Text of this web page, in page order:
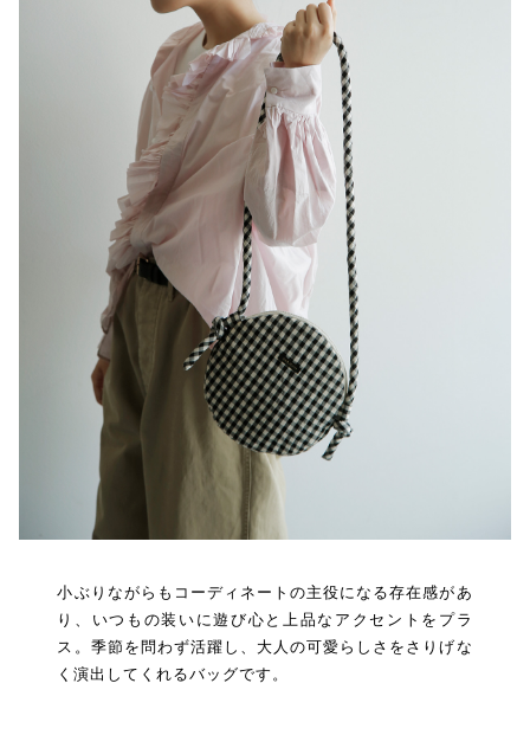
小ぶりながらもコーディネートの主役になる存在感があ
り、いつもの装いに遊び心と上品なアクセントをプラ
ス。季節を問わず活躍し、大人の可愛らしさをさりげな
く演出してくれるバッグです。